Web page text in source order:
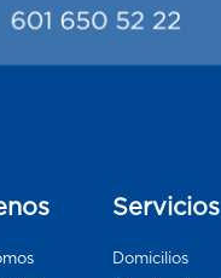
Servicios
Domicilios